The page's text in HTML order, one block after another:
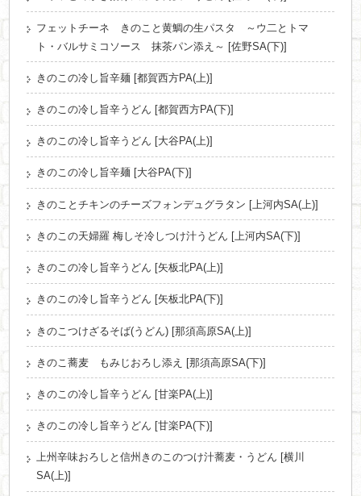
フェットチーネ きのこと黄鯛の生パスタ ～ウ二とトマ
ト・バルサミコソース 抹茶パン添え～ [佐野SA(下)]
きのこの冷し旨辛麺 [都賀西方PA(上)]
きのこの冷し旨辛うどん [都賀西方PA(下)]
きのこの冷し旨辛うどん [大谷PA(上)]
きのこの冷し旨辛麺 [大谷PA(下)]
きのことチキンのチーズフォンデュグラタン [上河内SA(上)]
きのこの天婦羅 梅しそ冷しつけ汁うどん [上河内SA(下)]
きのこの冷し旨辛うどん [矢板北PA(上)]
きのこの冷し旨辛うどん [矢板北PA(下)]
きのこつけざるそば(うどん) [那須高原SA(上)]
きのこ蕎麦 もみじおろし添え [那須高原SA(下)]
きのこの冷し旨辛うどん [甘楽PA(上)]
きのこの冷し旨辛うどん [甘楽PA(下)]
上州辛味おろしと信州きのこのつけ汁蕎麦・うどん [横川
SA(上)]